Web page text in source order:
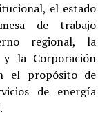
el estado
de trabajo
regional, la
y la Corporación
el propósito de
de energía